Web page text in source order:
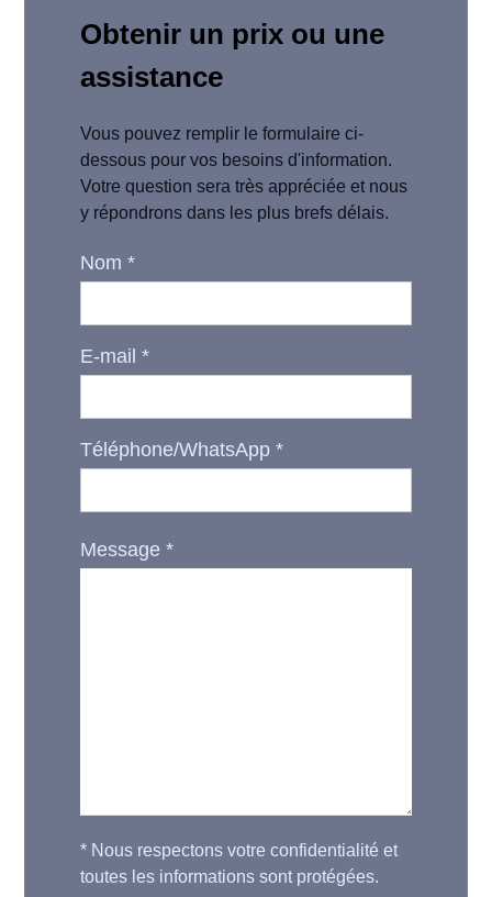
Obtenir un prix ou une
assistance
Vous pouvez remplir le formulaire ci-
dessous pour vos besoins d'information.
Votre question sera très appréciée et nous
y répondrons dans les plus brefs délais.
Nom*
E-mail*
Téléphone/WhatsApp*
Message*
* Nous respectons votre confidentialité et
toutes les informations sont protégées.